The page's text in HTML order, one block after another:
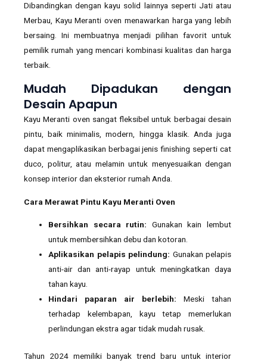
Dibandingkan dengan kayu solid lainnya seperti Jati atau
Merbau, Kayu Meranti oven menawarkan harga yang lebih
bersaing. Ini membuatnya menjadi pilihan favorit untuk
pemilik rumah yang mencari kombinasi kualitas dan harga
terbaik.
Mudah Dipadukan dengan
Desain Apapun
Kayu Meranti oven sangat fleksibel untuk berbagai desain
pintu, baik minimalis, modern, hingga klasik. Anda juga
dapat mengaplikasikan berbagai jenis finishing seperti cat
duco, politur, atau melamin untuk menyesuaikan dengan
konsep interior dan eksterior rumah Anda.
Cara Merawat Pintu Kayu Meranti Oven
Bersihkan secara rutin: Gunakan kain lembut
untuk membersihkan debu dan kotoran.
Aplikasikan pelapis pelindung: Gunakan pelapis
anti-air dan anti-rayap untuk meningkatkan daya
tahan kayu.
Hindari paparan air berlebih: Meski tahan
terhadap kelembapan, kayu tetap memerlukan
perlindungan ekstra agar tidak mudah rusak.
Tahun 2024 memiliki banyak trend baru untuk interior